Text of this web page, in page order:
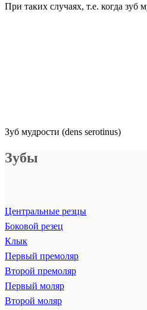
При таких случаях, т.е. когда зуб
Зуб мудрости (dens serotinus)
Зубы
Центральные резцы
Боковой резец
Клык
Первый премоляр
Второй премоляр
Первый моляр
Второй моляр